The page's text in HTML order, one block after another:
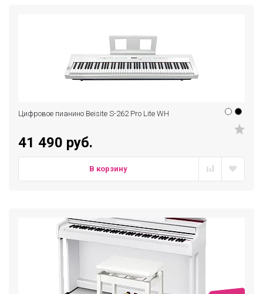
Цифровое пианино Beisite S-262 Pro Lite WH
41 490 руб.
В корзину